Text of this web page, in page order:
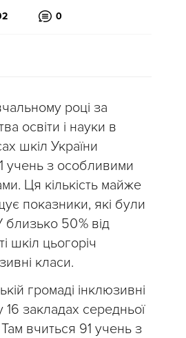
0
році за
освіти і науки в
шкіл України
учень з особливими
Ця кількість майже
показники, які були
близько 50 % від
шкіл цьогоріч
класи.
громаді інклюзивні
закладах середньої
Там вчиться 91 учень з